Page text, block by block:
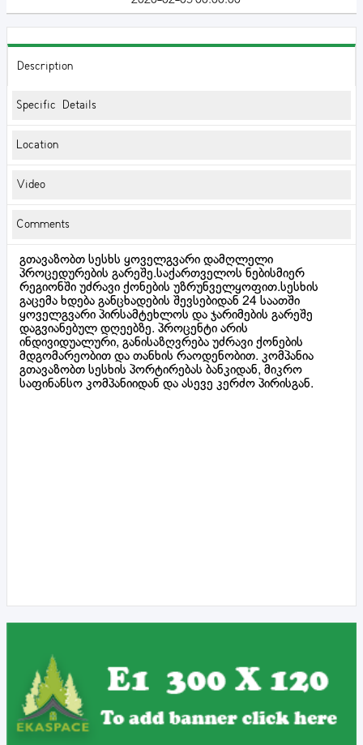
Description
Specific Details
Location
Video
Comments
გთავაზობთ სესხს ყოველგვარი დამღლელი
პროცედურების გარეშე.საქართველოს ნებისმიერ
რეგიონში უძრავი ქონების უზრუნველყოფით.სესხის
გაცემა ხდება განცხადების შევსებიდან 24 საათში
ყოველგვარი პირსამტეხლოს და ჯარიმების გარეშე
დაგვიანებულ დღეებზე. პროცენტი არის
ინდივიდუალური, განისაზღვრება უძრავი ქონების
მდგომარეობით და თანხის რაოდენობით. კომპანია
გთავაზობთ სესხის პორტირებას ბანკიდან, მიკრო
საფინანსო კომპანიიდან და ასევე კერძო პირისგან.